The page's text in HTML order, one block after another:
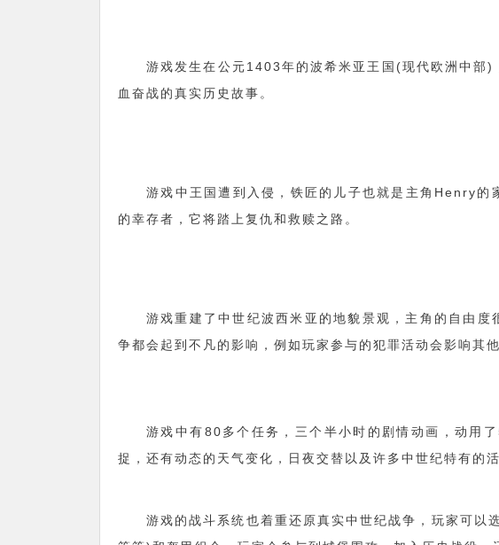
游戏发生在公元1403年的波希米亚王国(现代欧洲中部)
血奋战的真实历史故事。
游戏中王国遭到入侵，铁匠的儿子也就是主角Henry的
的幸存者，它将踏上复仇和救赎之路。
游戏重建了中世纪波西米亚的地貌景观，主角的自由
争都会起到不凡的影响，例如玩家参与的犯罪活动会影响其
游戏中有80多个任务，三个半小时的剧情动画，动用
捉，还有动态的天气变化，日夜交替以及许多中世纪特有的活
游戏的战斗系统也着重还原真实中世纪战争，玩家可以